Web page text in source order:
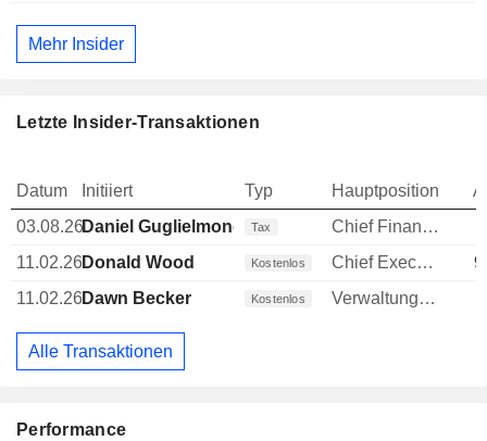
Performance
Mehr Insider
Letzte Insider-Transaktionen
Datum Initiiert Typ Hauptposition
03.08.26Daniel Guglielmone Tax
Chief Financial Officer (CFO)
11.02.26Donald Wood Kostenlos Chief Executive Officer (CEO)
11.02.26Dawn Becker Kostenlos Verwaltungsdirektor
Alle Transaktionen